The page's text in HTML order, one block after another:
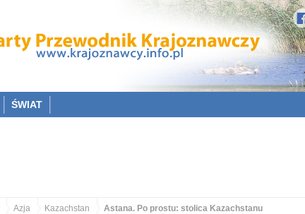
ŚWIAT
Azja Kazachstan Astana. Po prostu: stolica Kazachstanu